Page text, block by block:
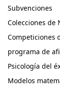
Subvenciones
Colecciones de
Competiciones
programa de
Psicología del
Modelos